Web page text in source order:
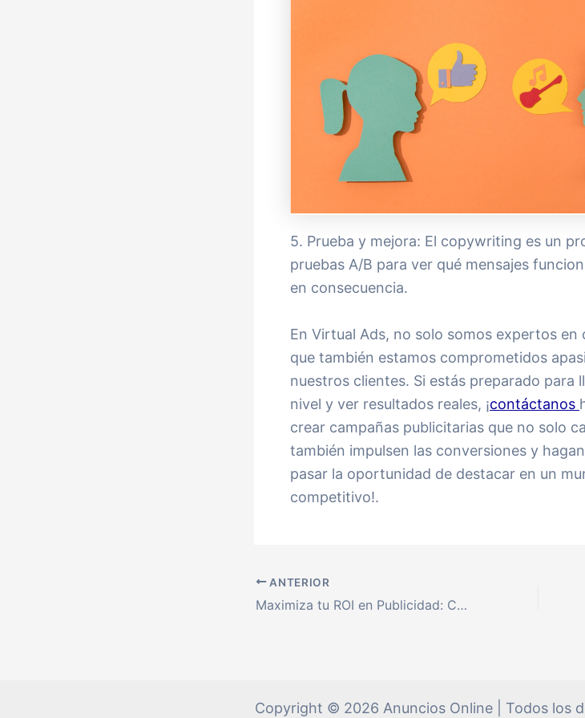
5. Prueba y mejora: El copywriting es un
pruebas A/B para ver qué mensajes
en consecuencia.
En Virtual Ads, no solo somos expertos
que también estamos comprometidos
nuestros clientes. Si estás preparado para
nivel y ver resultados reales, ¡contáctanos
crear campañas publicitarias que no solo
también impulsen las conversiones y
pasar la oportunidad de destacar en un
competitivo!.
ANTERIOR
Maximiza tu ROI en Publicidad: Consejos Prácticos para Obtener los Mejores Resultados
Copyright © 2026 Anuncios Online | Todos los